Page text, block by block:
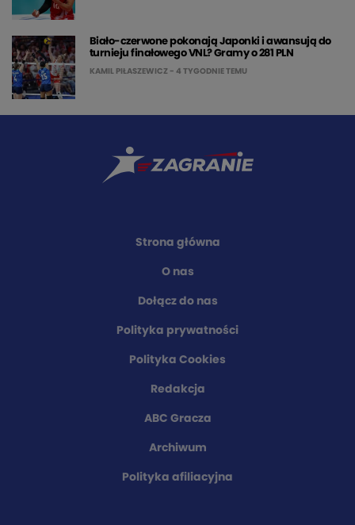
Biało-czerwone pokonają Japonki i awansują do
turnieju finałowego VNL? Gramy o 281 PLN
KAMIL PIŁASZEWICZ - 4 TYGODNIE TEMU
Strona główna
O nas
Dołącz do nas
Polityka prywatności
Polityka Cookies
Redakcja
ABC Gracza
Archiwum
Polityka afiliacyjna